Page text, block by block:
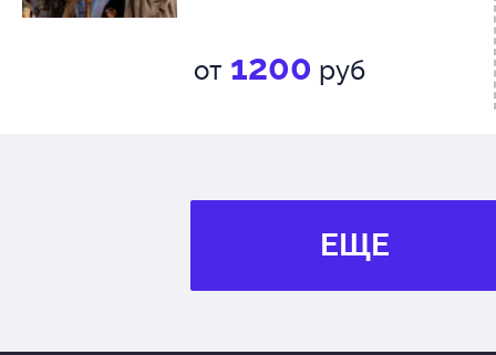
от 1200 руб
ЕЩЕ